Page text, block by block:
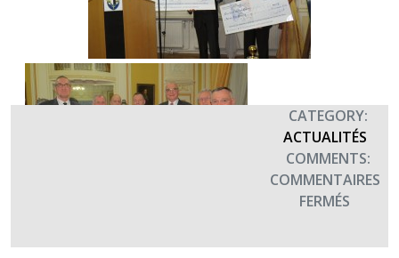
CATEGORY:
ACTUALITÉS
COMMENTS:
COMMENTAIRES
FERMÉS